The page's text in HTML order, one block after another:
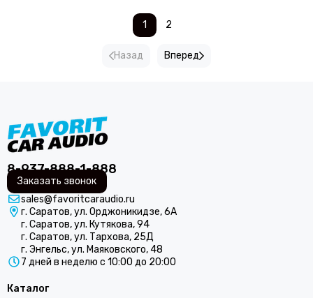
Назад
1 2
Вперед
8-937-888-1-888
Заказать звонок
sales@favoritcaraudio.ru
г. Саратов, ул. Орджоникидзе, 6А
г. Саратов, ул. Кутякова, 94
г. Саратов, ул. Тархова, 25Д
г. Энгельс, ул. Маяковского, 48
7 дней в неделю с 10:00 до 20:00
Каталог